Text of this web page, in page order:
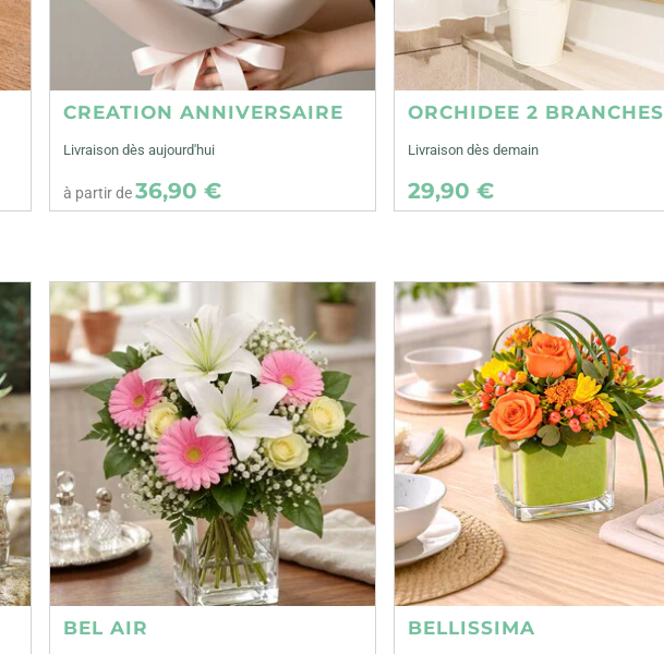
CREATION ANNIVERSAIRE
Livraison dès aujourd'hui
à partir de36,90 €
ORCHIDEE 2 BRANCHES
Livraison dès demain
29,90 €
BEL AIR BELLISSIMA